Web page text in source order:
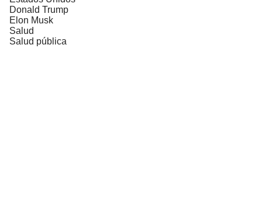
Donald Trump
Elon Musk
Salud
Salud pública